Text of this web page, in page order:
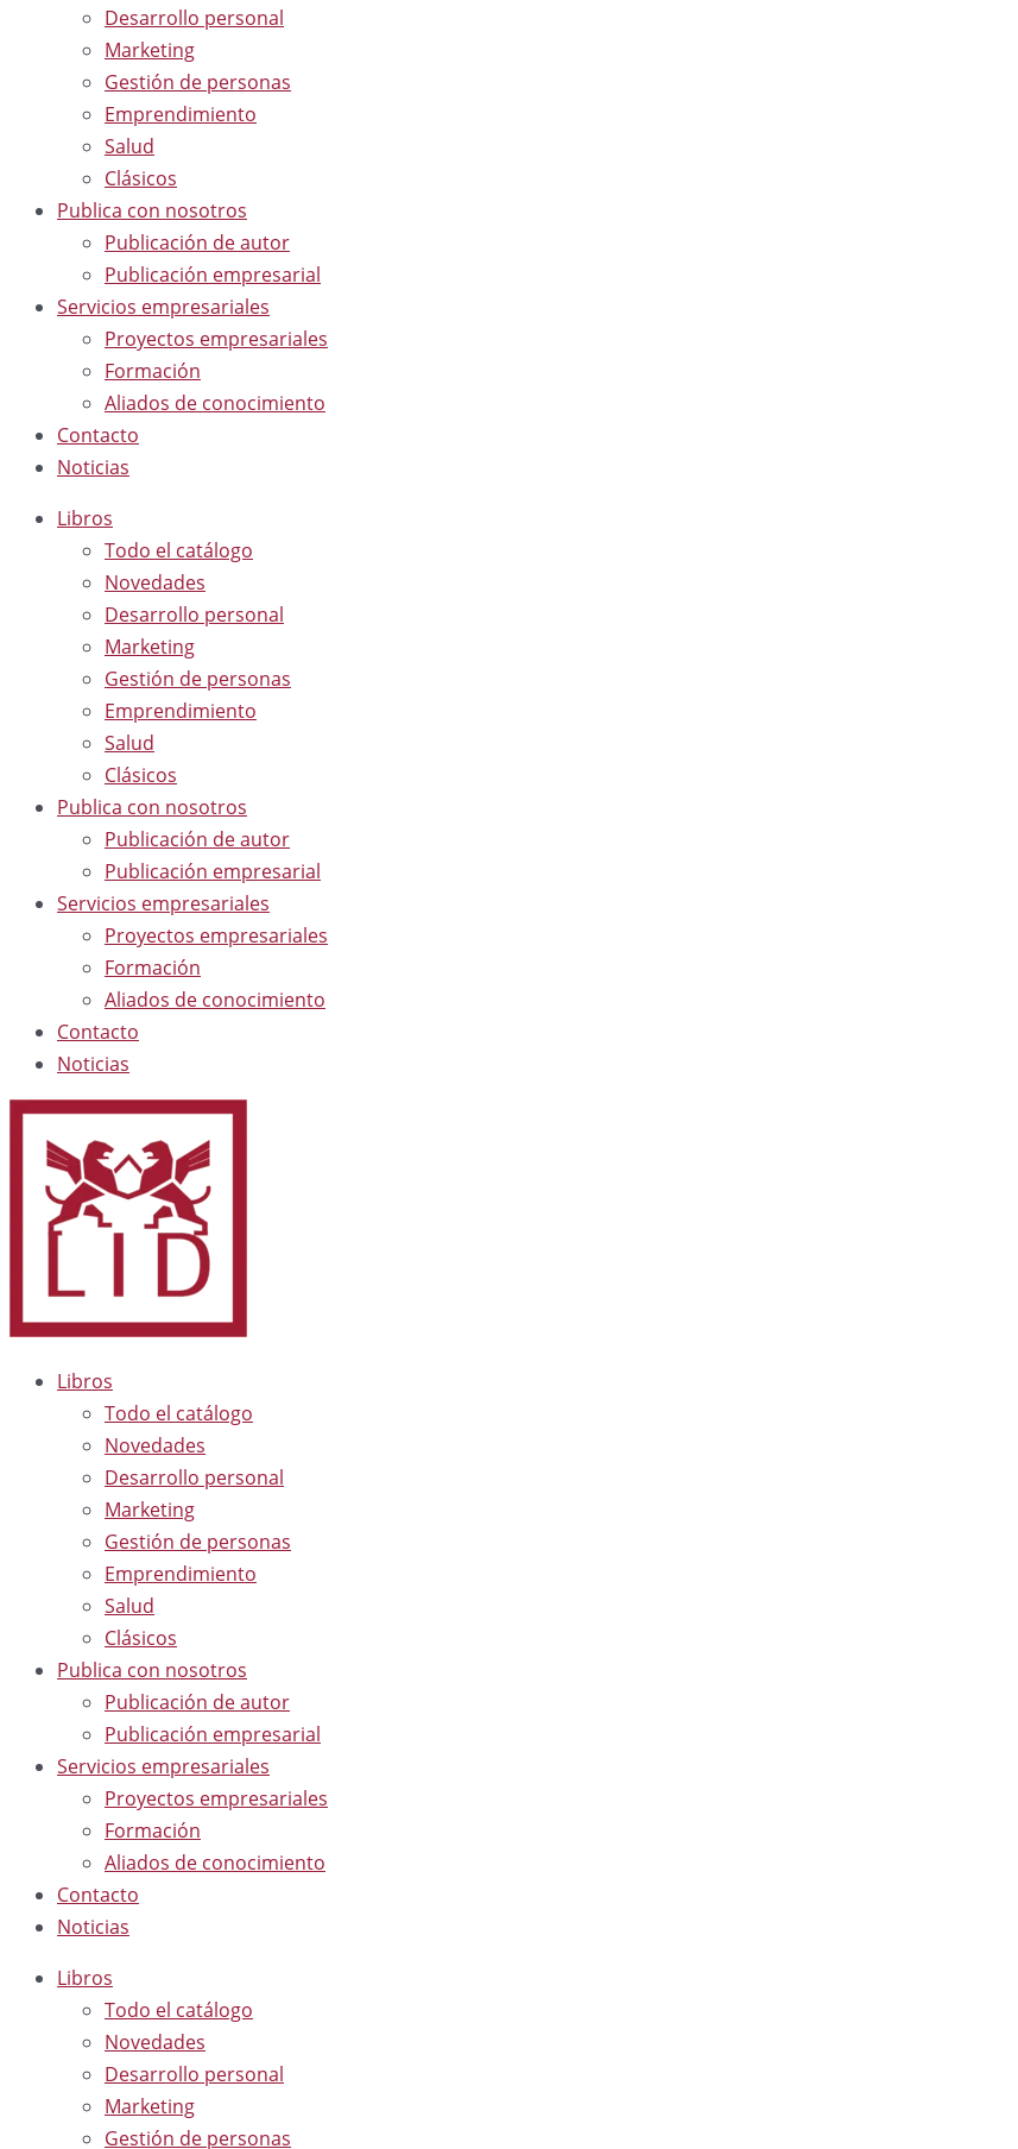
Desarrollo personal
Marketing
Gestión de personas
Emprendimiento
Salud
Clásicos
Publica con nosotros
Publicación de autor
Publicación empresarial
Servicios empresariales
Proyectos empresariales
Formación
Aliados de conocimiento
Contacto
Noticias
Libros
Todo el catálogo
Novedades
Desarrollo personal
Marketing
Gestión de personas
Emprendimiento
Salud
Clásicos
Publica con nosotros
Publicación de autor
Publicación empresarial
Servicios empresariales
Proyectos empresariales
Formación
Aliados de conocimiento
Contacto
Noticias
Libros
Todo el catálogo
Novedades
Desarrollo personal
Marketing
Gestión de personas
Emprendimiento
Salud
Clásicos
Publica con nosotros
Publicación de autor
Publicación empresarial
Servicios empresariales
Proyectos empresariales
Formación
Aliados de conocimiento
Contacto
Noticias
Libros
Todo el catálogo
Novedades
Desarrollo personal
Marketing
Gestión de personas